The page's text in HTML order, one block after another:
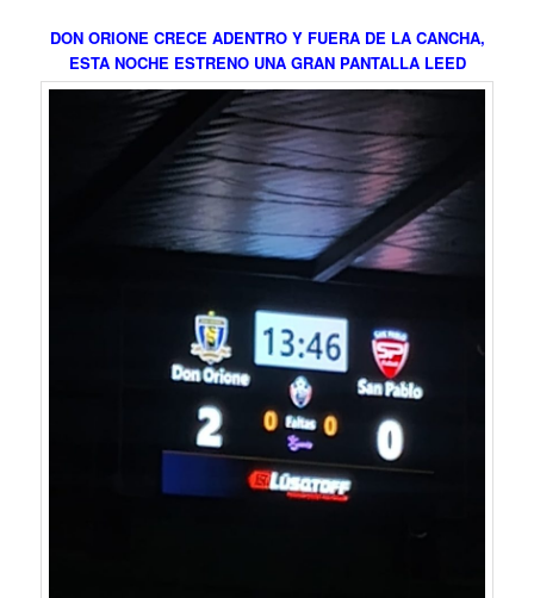
DON ORIONE CRECE ADENTRO Y FUERA DE LA CANCHA,
ESTA NOCHE ESTRENO UNA GRAN PANTALLA LEED